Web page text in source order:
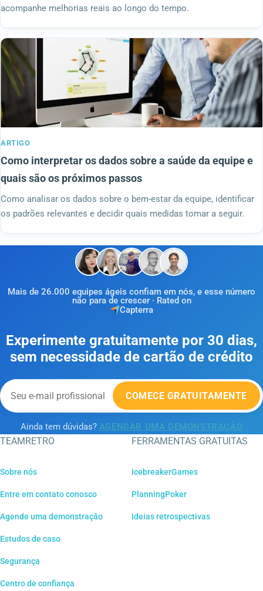
acompanhe melhorias reais ao longo do tempo.
ARTIGO
Como interpretar os dados sobre a saúde da equipe e
quais são os próximos passos
Como analisar os dados sobre o bem-estar da equipe, identificar
os padrões relevantes e decidir quais medidas tomar a seguir.
Mais de 26.000 equipes ágeis confiam em nós, e esse número
não para de crescer · Rated on
Capterra
Experimente gratuitamente por 30 dias,
sem necessidade de cartão de crédito
COMECE GRATUITAMENTE
Ainda tem dúvidas? AGENDAR UMA DEMONSTRAÇÃO
TEAMRETRO
Sobre nós
Entre em contato conosco
Agende uma demonstração
Estudos de caso
Segurança
Centro de confiança
FERRAMENTAS GRATUITAS
IcebreakerGames
PlanningPoker
Ideias retrospectivas